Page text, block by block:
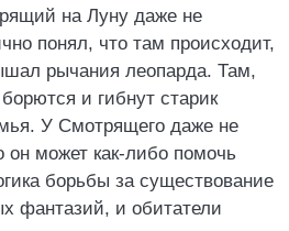
на Луну даже не
понял, что там происходит,
рычания леопарда. Там,
и гибнут старик
У Смотрящего даже не
может как-либо помочь
борьбы за существование
фантазий, и обитатели